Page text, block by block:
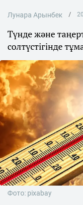
Лунара Арынбек
Түнде және
солтүстігінде
Фото: pixabay